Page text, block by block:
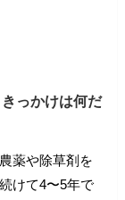
っかけは何だ
薬や除草剤を
けて4〜5年で